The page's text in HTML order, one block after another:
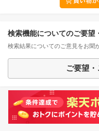
検索機能についてのご要望
検索結果についてのご意見をお聞
ご要望